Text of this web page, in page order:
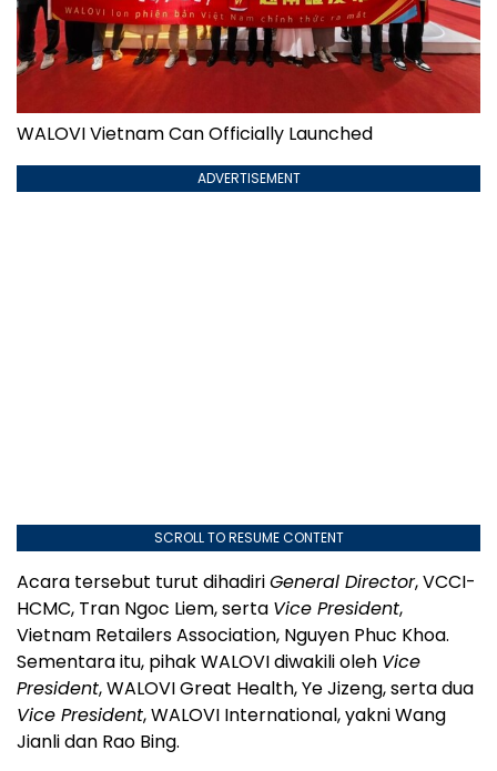
WALOVI Vietnam Can Officially Launched
ADVERTISEMENT
SCROLL TO RESUME CONTENT
Acara tersebut turut dihadiriGeneral Director, VCCI-
HCMC, Tran Ngoc Liem, serta Vice President,
Vietnam Retailers Association, Nguyen Phuc Khoa.
Sementara itu, pihak WALOVI diwakili oleh Vice
President, WALOVI Great Health, Ye Jizeng, serta dua
Vice President, WALOVI International, yakni Wang
Jianli dan Rao Bing.